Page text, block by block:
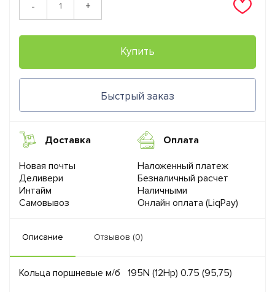
- +
Купить
Быстрый заказ
Доставка
Новая почты
Деливери
Интайм
Самовывоз
Оплата
Наложенный платеж
Безналичный расчет
Наличными
Онлайн оплата (LiqPay)
Описание Отзывов (0)
Кольца поршневые м/б 195N (12Hp) 0.75 (95,75)